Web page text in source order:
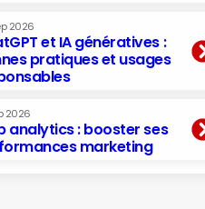
2026
et IA génératives :
pratiques et usages
2026
analytics : booster ses
marketing